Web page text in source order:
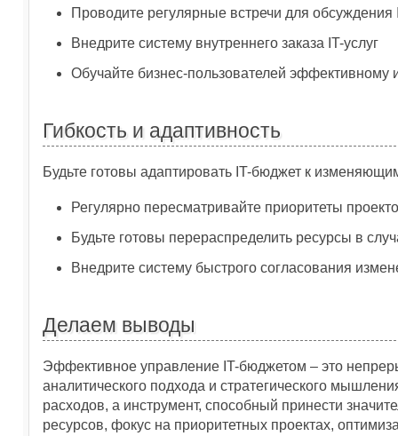
Проводите регулярные встречи для обсуждения
Внедрите систему внутреннего заказа IT-услуг
Обучайте бизнес-пользователей эффективному
Гибкость и адаптивность
Будьте готовы адаптировать IT-бюджет к
Регулярно пересматривайте приоритеты
Будьте готовы перераспределить ресурсы в
Внедрите систему быстрого согласования
Делаем выводы
Эффективное управление IT-бюджетом – это
аналитического подхода и стратегического
расходов, а инструмент, способный принести
ресурсов, фокус на приоритетных проектах,